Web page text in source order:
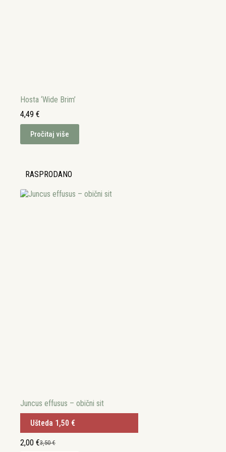
Hosta ‘Wide Brim’
4,49 €
Pročitaj više
RASPRODANO
Juncus effusus – obični sit
Ušteda 1,50 €
3,50€
Izvorna
2,00 €Trenutna